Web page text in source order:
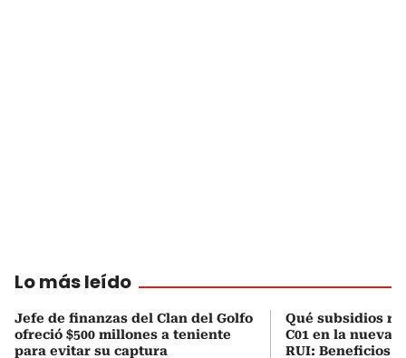
Lo más leído
Jefe de finanzas del Clan del Golfo
ofreció $500 millones a teniente
para evitar su captura
Qué subsidios
C01 en la nueva
RUI: Beneficios